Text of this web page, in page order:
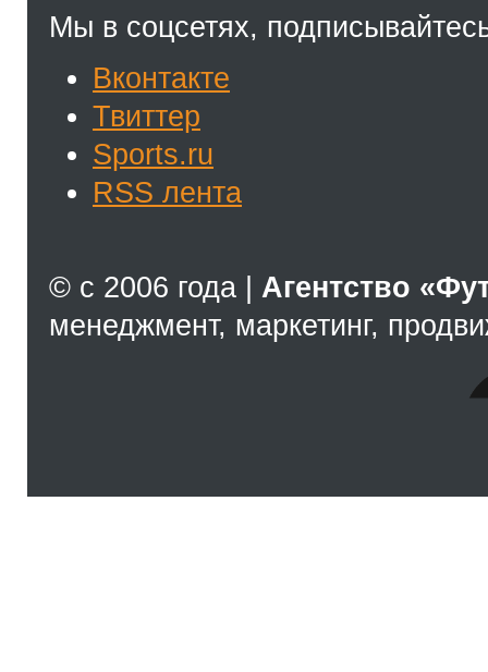
Мы в соцсетях,
Вконтакте
Твиттер
Sports.ru
RSS лента
© с 2006 года | Агентство
менеджмент, маркетинг,